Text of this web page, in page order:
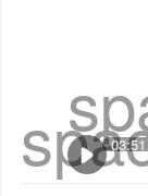
03:51